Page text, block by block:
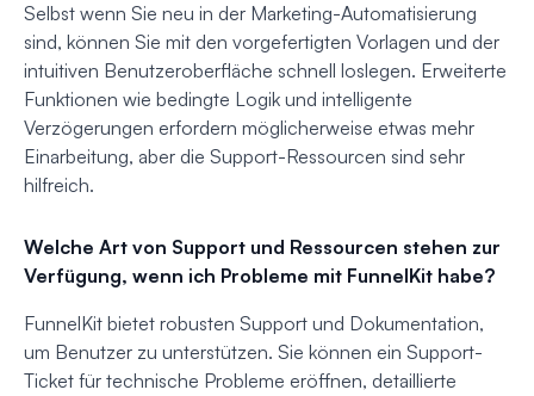
Selbst wenn Sie neu in der Marketing-Automatisierung
sind, können Sie mit den vorgefertigten Vorlagen und der
intuitiven Benutzeroberfläche schnell loslegen. Erweiterte
Funktionen wie bedingte Logik und intelligente
Verzögerungen erfordern möglicherweise etwas mehr
Einarbeitung, aber die Support-Ressourcen sind sehr
hilfreich.
Welche Art von Support und Ressourcen stehen zur
Verfügung, wenn ich Probleme mit FunnelKit habe?
FunnelKit bietet robusten Support und Dokumentation,
um Benutzer zu unterstützen. Sie können ein Support-
Ticket für technische Probleme eröffnen, detaillierte